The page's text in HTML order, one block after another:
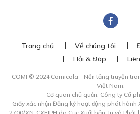
Trang chủ Về chúng tôi
Hỏi & Đáp
COMI © 2024 Comicola - Nền tảng truyện
Việt Nam.
Cơ quan chủ quản: Công ty Cổ
Giấy xác nhận Đăng ký hoạt động phát hành
2700/XN-CXBIPH do Cục Xuất bản, In và